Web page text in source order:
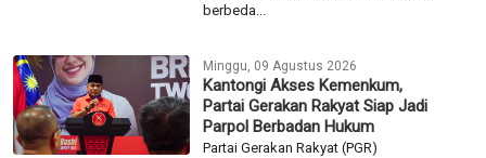
berbeda...
Minggu, 09 Agustus 2026
Kantongi Akses Kemenkum,
Partai Gerakan Rakyat Siap Jadi
Parpol Berbadan Hukum
Partai Gerakan Rakyat (PGR)